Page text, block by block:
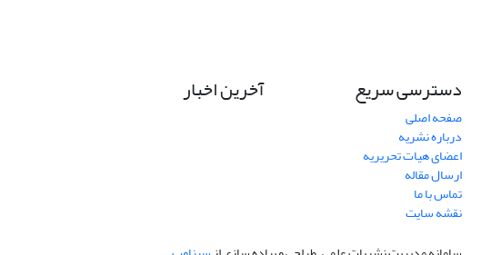
دسترسی سریع
صفحه اصلی
درباره نشریه
اعضای هیات تحریریه
ارسال مقاله
تماس با ما
نقشه سایت
آخرین اخبار